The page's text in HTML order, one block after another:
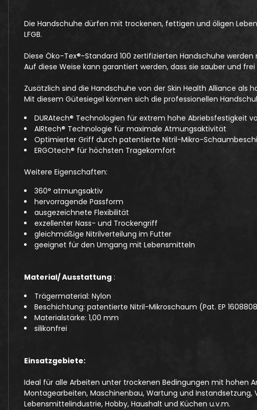
Die Handschuhe dürfen mit trockenen, fettigen und öligen
LFGB.
Diese Öko-Tex®-Standard 100 zertifizierten Handschuhe
Auf diese Weise kann garantiert werden, dass sie sauber und
Zusätzlich sind die Handschuhe von der Skin Health Alliance als
Mit diesem Gütesiegel können sich die professionellen
DURAtech® Technologien für extrem hohe Abriebsfestigkeit
AIRtech® Technologie für maximale Atmungsaktivität
Optimierter Griff durch patentierte Nitril-Mikro-
ERGOtech® für höchsten Tragekomfort
Weitere Eigenschaften:
360° atmungsaktiv
hervorragende Passform
ausgezeichnete Flexibilität
exzellenter Nass- und Trockengriff
gleichmäßige Nitrilverteilung im Futter
geeignet für den Umgang mit Lebensmitteln
Material/ Ausstattung :
Trägermaterial: Nylon
Beschichtung: patentierte Nitril-Mikroschaum (Pat. EP
Materialstärke: 1,00 mm
silikonfrei
Einsatzgebiete:
Ideal für alle Arbeiten unter trockenen Bedingungen mit hohen
Montagearbeiten, Maschinenbau, Wartung und Instandsetzung,
Lebensmittelindustrie, Hobby, Haushalt und Küchen u.v.m.